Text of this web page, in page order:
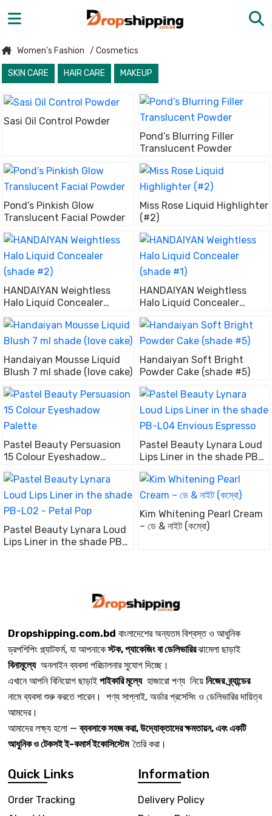
Women's Fashion / Cosmetics
SKIN CARE HAIR CARE MAKEUP
Sasi Oil Control Powder
Pond’s Blurring Filler
Translucent Powder
Pond’s Pinkish Glow
Translucent Facial Powder
Miss Rose Liquid Highlighter
(#2)
HANDAIYAN Weightless
Halo Liquid Concealer
(shade #2)
HANDAIYAN Weightless
Halo Liquid Concealer
(shade #1)
Handaiyan Mousse Liquid
Blush 7 ml shade (love cake)
Handaiyan Soft Bright
Powder Cake (shade #5)
Pastel Beauty Persuasion
15 Colour Eyeshadow
Palette
Pastel Beauty Lynara Loud
Lips Liner in the shade PB-
L04 Envious Espresso
Pastel Beauty Lynara Loud
Lips Liner in the shade PB-
Kim Whitening Pearl Cream
– ডে & নাইট (কম্বো)
Dropshipping.com.bd বাংলাদেশের অন্যতম বিশ্বস্ত ও আধুনিক
ড্রপশিপিং প্ল্যাটফর্ম, যা আপনাকেস্টক, প্যাকেজিং বা ডেলিভারিরঝামেলা ছাড়াই
বিনামূল্যেঅনলাইন ব্যবসা পরিচালনার সুযোগ দিচ্ছে।
এখানে আপনি বিনিয়োগ ছাড়াই পাইকারি মূল্যেহাজারো পণ্য নিয়ে নিজের ব্র্যান্ডের
নামে ব্যবসা শুরু করতে পারেন। পণ্য সাপ্লাই, অর্ডার প্রসেসিং ও ডেলিভারির দায়িত্ব
আমদের।
আমাদের লক্ষ্য হলো —ব্যবসাকে সহজ করা, উদ্যোক্তাদের ক্ষমতায়ন, এবং একটি
আধুনিক ও টেকসই ই-কমার্স ইকোসিস্টেম তৈরি করা।
Quick Links
Order Tracking
Information
Delivery Policy